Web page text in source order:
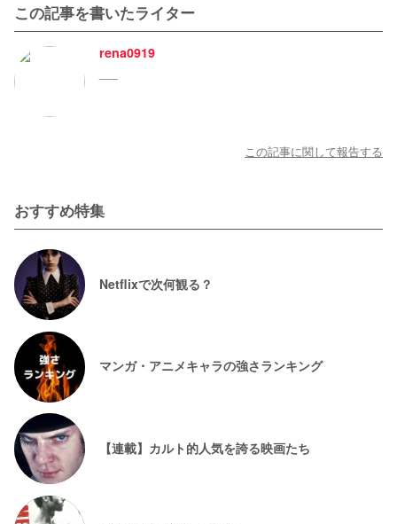
この記事を書いたライター
rena0919
この記事に関して報告する
おすすめ特集
Netflixで次何観る？
マンガ・アニメキャラの強さランキング
【連載】カルト的人気を誇る映画たち